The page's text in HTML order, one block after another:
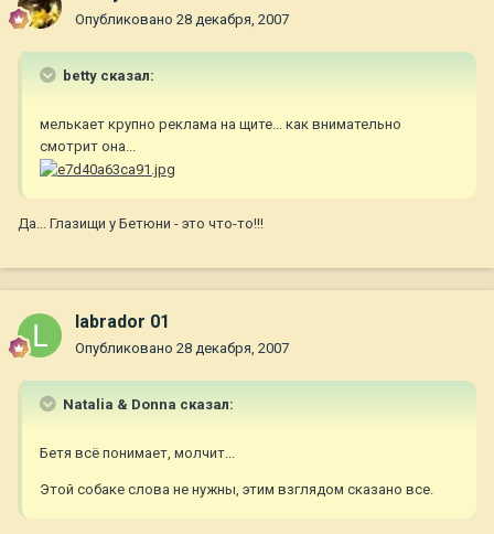
Опубликовано 28 декабря, 2007
betty сказал:
мелькает крупно реклама на щите... как внимательно
смотрит она...
Да... Глазищи у Бетюни - это что-то!!!
labrador 01
Опубликовано 28 декабря, 2007
Natalia & Donna сказал:
Бетя всё понимает, молчит...
Этой собаке слова не нужны, этим взглядом сказано все.